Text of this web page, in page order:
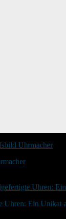
Uhren: Ein Unikat